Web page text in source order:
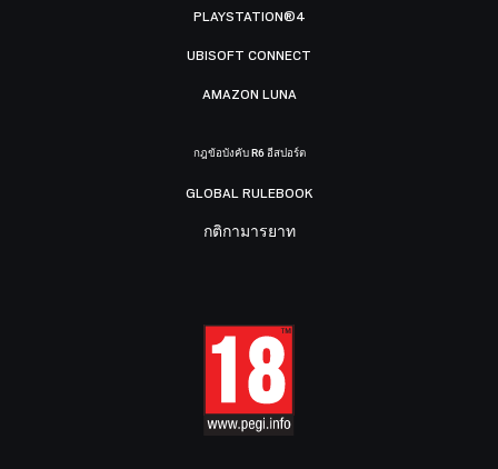
PLAYSTATION®4
UBISOFT CONNECT
AMAZON LUNA
กฎข้อบังคับ R6 อีสปอร์ต
GLOBAL RULEBOOK
กติกามารยาท